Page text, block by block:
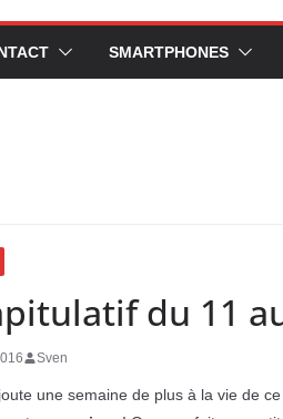
SMARTPHONES
du 11
Sven
une semaine de plus à la vie de